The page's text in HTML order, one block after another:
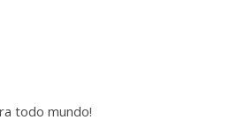
todo mundo!